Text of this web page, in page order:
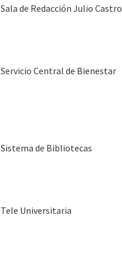
Sala de Redacción Julio Castro
Servicio Central de Bienestar
Sistema de Bibliotecas
Tele Universitaria